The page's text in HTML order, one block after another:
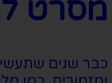
מסרט
כבר שנים